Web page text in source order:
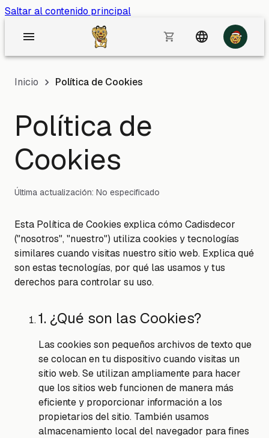
Saltar al contenido principal
Inicio Política de Cookies
Política de
Cookies
Última actualización: No especificado
Esta Política de Cookies explica cómo Cadisdecor
("nosotros", "nuestro") utiliza cookies y tecnologías
similares cuando visitas nuestro sitio web. Explica qué
son estas tecnologías, por qué las usamos y tus
derechos para controlar su uso.
1. ¿Qué son las Cookies?
Las cookies son pequeños archivos de texto que
se colocan en tu dispositivo cuando visitas un
sitio web. Se utilizan ampliamente para hacer
que los sitios web funcionen de manera más
eficiente y proporcionar información a los
propietarios del sitio. También usamos
almacenamiento local del navegador para fines